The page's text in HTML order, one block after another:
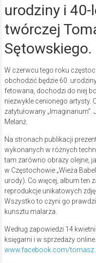
urodziny i
twórczej
Sętowskiego.
W czerwcu tego roku
obchodzić będzie 60.
fetowana, dochodzi do niej
niezwykle cenionego artysty.
zatytułowany
Melanż.
Na stronach publikacji
wykonanych w różnych
tam zarówno obrazy olejne,
w Częstochowie „Wieża
urody). Co więcej, album ten
reprodukcje unikatowych
Wszystko to czyni go
kunsztu malarza.
Według zapowiedzi 14
księgarni i w sprzedaży
www.facebook.com/